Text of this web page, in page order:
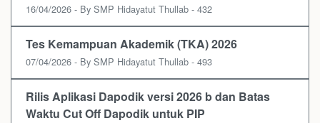
16/04/2026 - By SMP Hidayatut Thullab - 432
Tes Kemampuan Akademik (TKA) 2026
07/04/2026 - By SMP Hidayatut Thullab - 493
Rilis Aplikasi Dapodik versi 2026 b dan Batas
Waktu Cut Off Dapodik untuk PIP